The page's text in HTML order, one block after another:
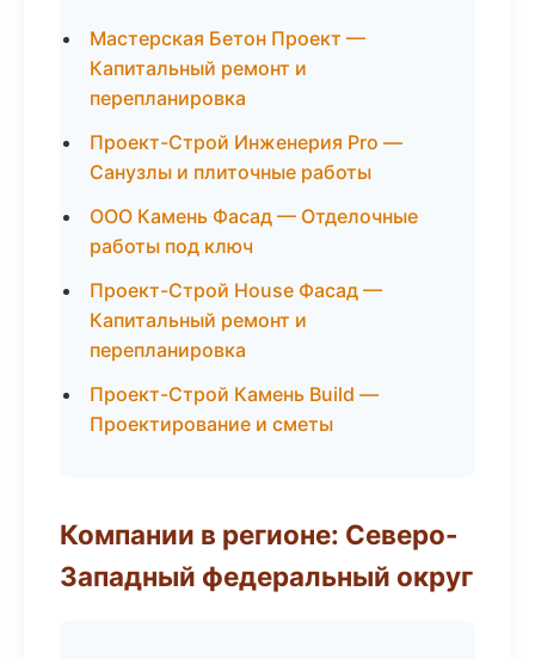
Мастерская Бетон Проект —
Капитальный ремонт и
перепланировка
Проект-Строй Инженерия Pro —
Санузлы и плиточные работы
ООО Камень Фасад — Отделочные
работы под ключ
Проект-Строй House Фасад —
Капитальный ремонт и
перепланировка
Проект-Строй Камень Build —
Проектирование и сметы
Компании в регионе: Северо-
Западный федеральный округ